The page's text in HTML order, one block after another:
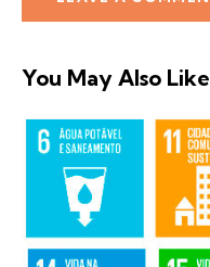
You May Also Like